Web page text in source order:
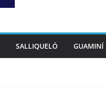
SALLIQUELÓ GUAMINÍ